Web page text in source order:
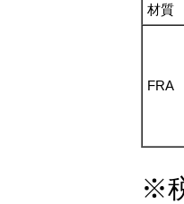
材質
FRA
※